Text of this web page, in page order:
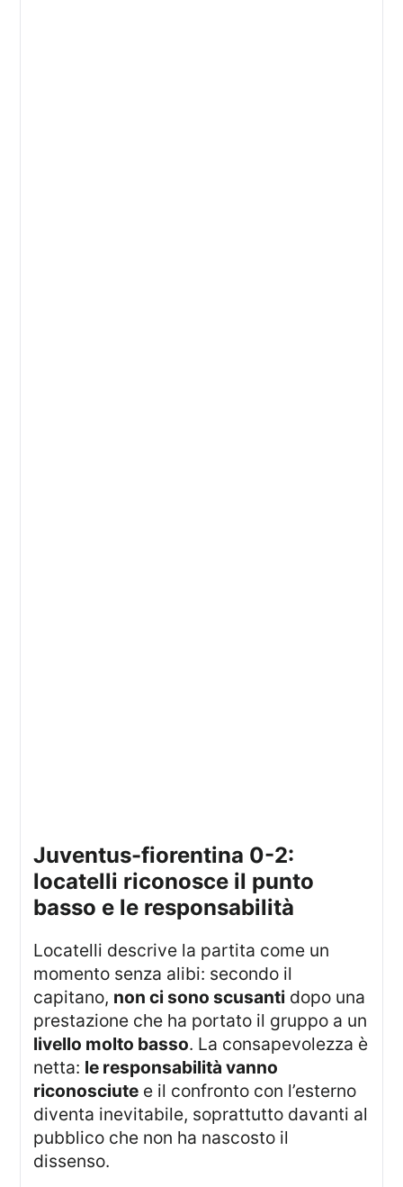
juventus-fiorentina 0-2:
locatelli riconosce il punto
basso e le responsabilità
Locatelli descrive la partita come un
momento senza alibi: secondo il
capitano, non ci sono scusanti dopo una
prestazione che ha portato il gruppo a un
livello molto basso. La consapevolezza è
netta: le responsabilità vanno
riconosciute e il confronto con l’esterno
diventa inevitabile, soprattutto davanti al
pubblico che non ha nascosto il
dissenso.